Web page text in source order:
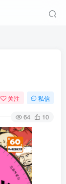
关注 私信
64 10